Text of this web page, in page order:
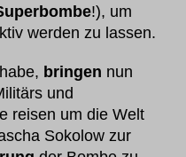
!), um
werden zu lassen.
bringen nun
und
reisen um die Welt
Sokolow zur